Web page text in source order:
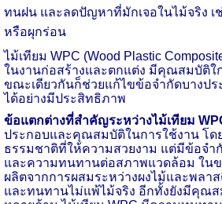
ทนฝน และลดปัญหาที่มักเจอในไม้จริง เ
หรือผุกร่อน
ไม้เทียม WPC (Wood Plastic
ในงานก่อสร้างและตกแต่ง มีคุณสมบัติใ
ขณะเดียวกันก็ช่วยแก้ไขข้อจำกัดบางป
ได้อย่างมีประสิทธิภาพ
ข้อแตกต่างที่สำคัญระหว่างไม้เทียม
ประกอบและคุณสมบัติในการใช้งาน โด
ธรรมชาติที่ให้ความสวยงาม แต่มีข้อจำ
และความทนทานต่อสภาพแวดล้อม ใน
ผลิตจากการผสมระหว่างผงไม้และพลา
และทนทานไม่แพ้ไม้จริง อีกทั้งยังมีคุณ